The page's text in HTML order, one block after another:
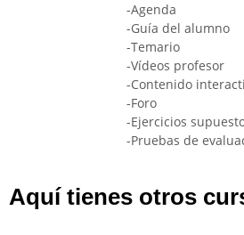
-Agenda
-Guía del alumno
-Temario
-Vídeos profesor
-Contenido
-Foro
-Ejercicios
-Pruebas de
Aquí tienes otros